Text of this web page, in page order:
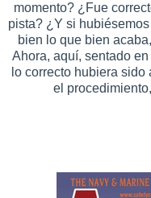
momento? ¿Fue
pista? ¿Y si
bien lo que bien
Ahora, aquí, sentado
lo correcto hubiera
el